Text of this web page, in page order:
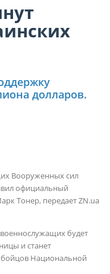
долларов.
Вооруженных сил
официальный
Тонер, передает ZN.ua
будет
и станет
Национальной